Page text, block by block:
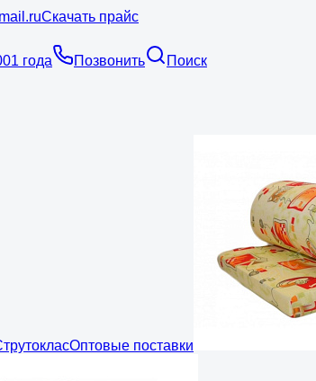
Скачать прайс
года Позвонить
Поиск
Оптовые поставки